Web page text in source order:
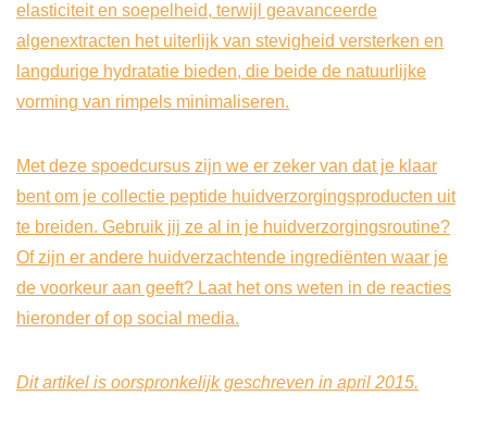
elasticiteit en soepelheid, terwijl geavanceerde
algenextracten het uiterlijk van stevigheid versterken en
langdurige hydratatie bieden, die beide de natuurlijke
vorming van rimpels minimaliseren.
Met deze spoedcursus zijn we er zeker van dat je klaar
bent om je collectie peptide huidverzorgingsproducten uit
te breiden. Gebruik jij ze al in je huidverzorgingsroutine?
Of zijn er andere huidverzachtende ingrediënten waar je
de voorkeur aan geeft? Laat het ons weten in de reacties
hieronder of op social media.
Dit artikel is oorspronkelijk geschreven in april 2015.